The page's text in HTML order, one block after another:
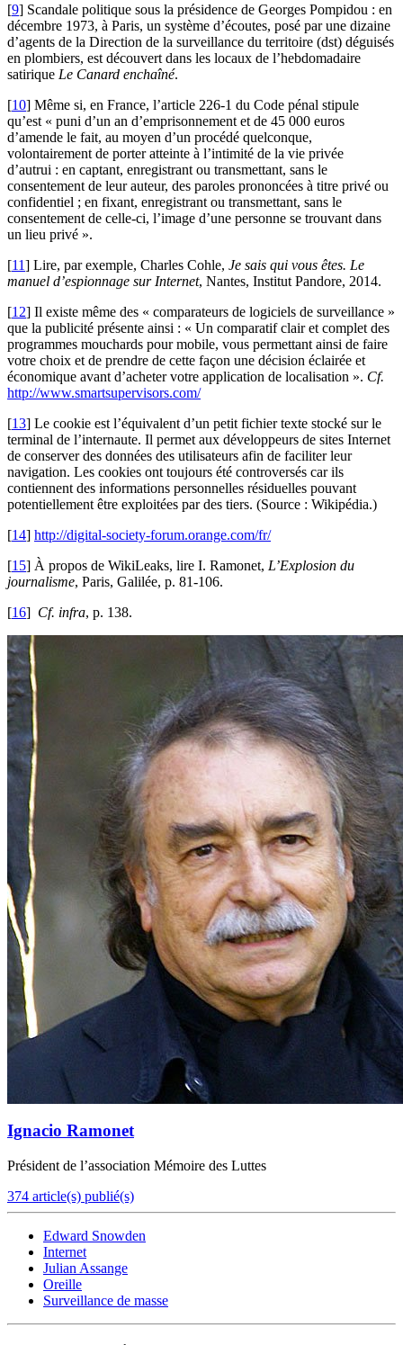
[9] Scandale politique sous la présidence de Georges Pompidou : en
décembre 1973, à Paris, un système d’écoutes, posé par une dizaine
d’agents de la Direction de la surveillance du territoire (dst) déguisés
en plombiers, est découvert dans les locaux de l’hebdomadaire
satirique Le Canard enchaîné.
[10] Même si, en France, l’article 226-1 du Code pénal stipule
qu’est « puni d’un an d’emprisonnement et de 45 000 euros
d’amende le fait, au moyen d’un procédé quelconque,
volontairement de porter atteinte à l’intimité de la vie privée
d’autrui : en captant, enregistrant ou transmettant, sans le
consentement de leur auteur, des paroles prononcées à titre privé ou
confidentiel ; en fixant, enregistrant ou transmettant, sans le
consentement de celle-ci, l’image d’une personne se trouvant dans
un lieu privé ».
[11] Lire, par exemple, Charles Cohle, Je sais qui vous êtes. Le
manuel d’espionnage sur Internet, Nantes, Institut Pandore, 2014.
[12] Il existe même des « comparateurs de logiciels de surveillance »
que la publicité présente ainsi : « Un comparatif clair et complet des
programmes mouchards pour mobile, vous permettant ainsi de faire
votre choix et de prendre de cette façon une décision éclairée et
économique avant d’acheter votre application de localisation ». Cf.
http://www.smartsupervisors.com/
[13] Le cookie est l’équivalent d’un petit fichier texte stocké sur le
terminal de l’internaute. Il permet aux développeurs de sites Internet
de conserver des données des utilisateurs afin de faciliter leur
navigation. Les cookies ont toujours été controversés car ils
contiennent des informations personnelles résiduelles pouvant
potentiellement être exploitées par des tiers. (Source : Wikipédia.)
[14] http://digital-society-forum.orange.com/fr/
[15] À propos de WikiLeaks, lire I. Ramonet, L’Explosion du
journalisme, Paris, Galilée, p. 81-106.
[16] Cf. infra, p. 138.
Ignacio Ramonet
Président de l’association Mémoire des Luttes
374 article(s) publié(s)
Edward Snowden
Internet
Julian Assange
Oreille
Surveillance de masse